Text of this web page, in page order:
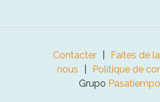
Contacter
Faites de
nous
Politique de
Grupo